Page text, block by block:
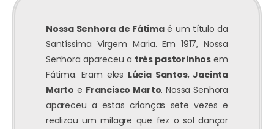
Nossa Senhora de Fátimaé um título da
Santíssima Virgem Maria. Em 1917, Nossa
Senhora apareceu a três pastorinhos em
Fátima. Eram eles Lúcia Santos,Jacinta
Marto e Francisco Marto. Nossa Senhora
apareceu a estas crianças sete vezes e
realizou um milagre que fez o sol dançar